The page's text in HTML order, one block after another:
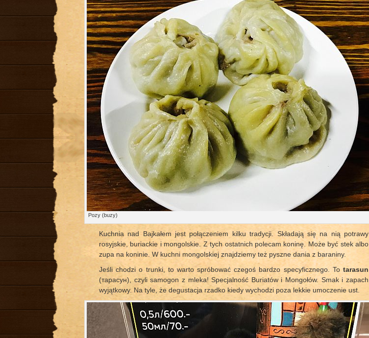
Pozy (buzy)
Kuchnia nad Bajkałem jest połączeniem kilku tradycji. Składają się na nią potrawy
rosyjskie, buriackie i mongolskie. Z tych ostatnich polecam koninę. Może być stek albo
zupa na koninie. W kuchni mongolskiej znajdziemy też pyszne dania z baraniny.
Jeśli chodzi o trunki, to warto spróbować czegoś bardzo specyficznego. To tarasun
(тарасун), czyli samogon z mleka! Specjalność Buriatów i Mongołów. Smak i zapach
wyjątkowy. Na tyle, że degustacja rzadko kiedy wychodzi poza lekkie umoczenie ust.